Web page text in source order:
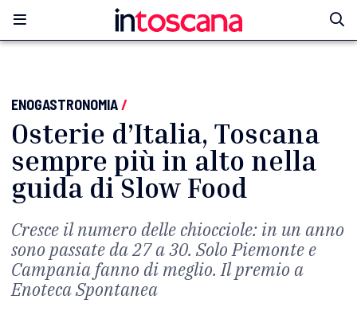
ENOGASTRONOMIA/
Osterie d’Italia, Toscana
sempre più in alto nella
guida di Slow Food
Cresce il numero delle chiocciole: in un anno
sono passate da 27 a 30. Solo Piemonte e
Campania fanno di meglio. Il premio a
Enoteca Spontanea